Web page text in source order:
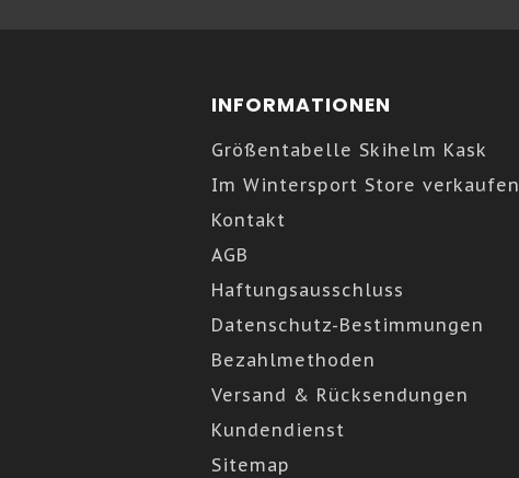
INFORMATIONEN
Größentabelle Skihelm Kask
Im Wintersport Store verkaufen
Kontakt
AGB
Haftungsausschluss
Datenschutz-Bestimmungen
Bezahlmethoden
Versand & Rücksendungen
Kundendienst
Sitemap